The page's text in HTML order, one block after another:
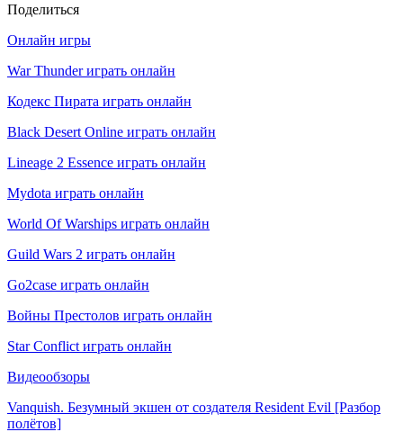
Поделиться
Онлайн игры
War Thunder играть онлайн
Кодекс Пирата играть онлайн
Black Desert Online играть онлайн
Lineage 2 Essence играть онлайн
Mydota играть онлайн
World Of Warships играть онлайн
Guild Wars 2 играть онлайн
Go2case играть онлайн
Войны Престолов играть онлайн
Star Conflict играть онлайн
Видеообзоры
Vanquish. Безумный экшен от создателя Resident Evil [Разбор
полётов]